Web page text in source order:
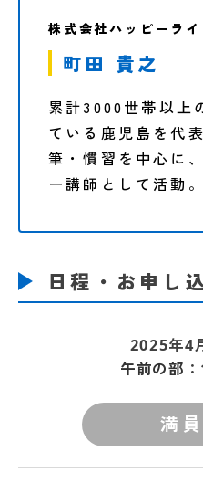
株式会社ハッピーラ
町田 貴之
累計3000世帯以上
ている鹿児島を代
筆・慣習を中心に
ー講師として活動。
日程・お申し
2025年4
午前の部
満